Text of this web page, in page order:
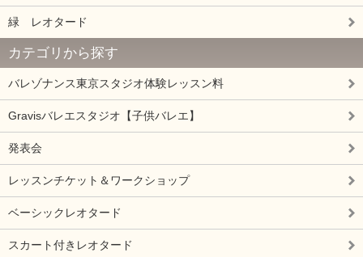
緑 レオタード
カテゴリから探す
バレゾナンス東京スタジオ体験レッスン料
Gravisバレエスタジオ【子供バレエ】
発表会
レッスンチケット＆ワークショップ
ベーシックレオタード
スカート付きレオタード